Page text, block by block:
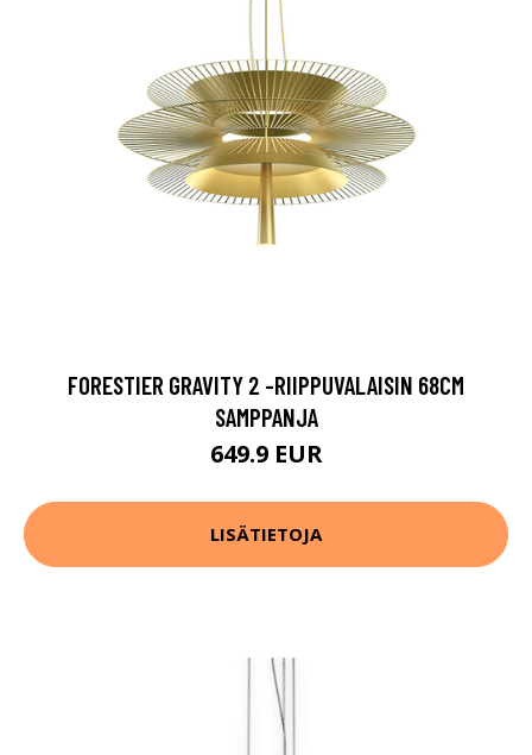
FORESTIER GRAVITY 2 -RIIPPUVALAISIN 68CM
SAMPPANJA
649.9 EUR
LISÄTIETOJA